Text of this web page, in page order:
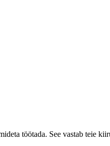
töötada. See vastab teie